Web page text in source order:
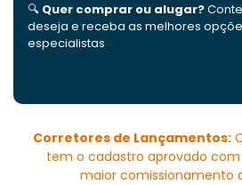
🔍 Quer comprar ou alugar?
deseja e receba as melhores
especialistas
Corretores de Lançamentos:
tem o cadastro aprovado
maior comissionamento